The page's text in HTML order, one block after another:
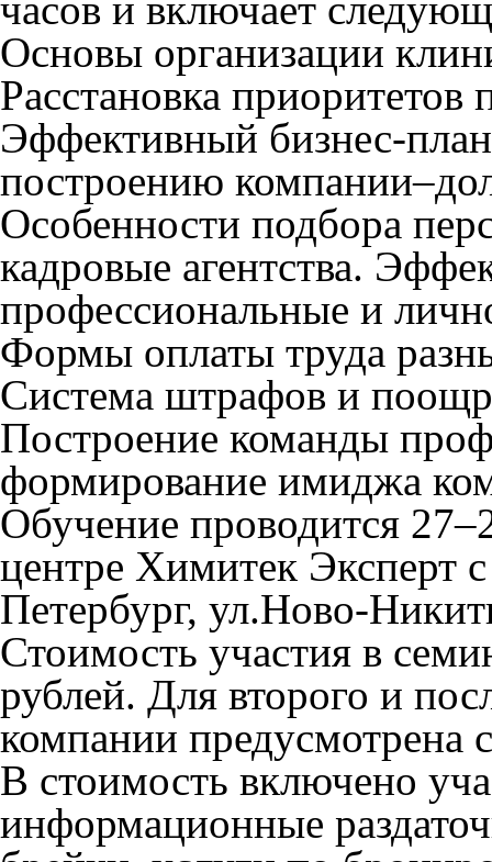
Основы организации
Расстановка
Эффективный бизнес-
построению
Особенности подбора
кадровые агентства.
профессиональные и
Формы оплаты труда
Система штрафов и
Построение команды
формирование имиджа
Обучение проводится
центре Химитек Эксперт
Петербург, ул.Ново-
Стоимость участия в
рублей. Для второго и
компании предусмотрена
В стоимость включено
информационные